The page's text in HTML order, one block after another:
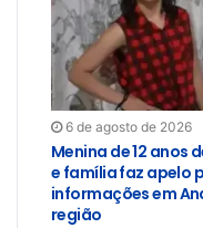
6 de agosto de 2026
Menina de 12 anos
e família faz apelo
informações em
região